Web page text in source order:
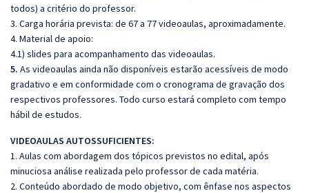
todos) a critério do professor.
3. Carga horária prevista: de 67 a 77 videoaulas, aproximadamente.
4. Material de apoio:
4.1) slides para acompanhamento das videoaulas.
5. As videoaulas ainda não disponíveis estarão acessíveis de modo
gradativo e em conformidade com o cronograma de gravação dos
respectivos professores. Todo curso estará completo com tempo
hábil de estudos.
VIDEOAULAS AUTOSSUFICIENTES:
1. Aulas com abordagem dos tópicos previstos no edital, após
minuciosa análise realizada pelo professor de cada matéria.
2. Conteúdo abordado de modo objetivo, com ênfase nos aspectos